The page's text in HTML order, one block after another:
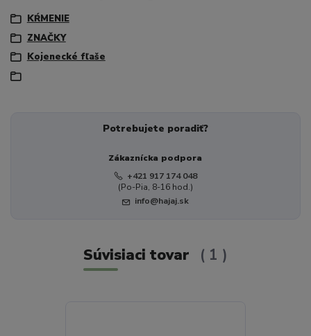
KŔMENIE
ZNAČKY
Kojenecké fľaše
Potrebujete poradiť?
Zákaznícka podpora
+421 917 174 048
(Po-Pia, 8-16 hod.)
info@hajaj.sk
Súvisiaci tovar 1